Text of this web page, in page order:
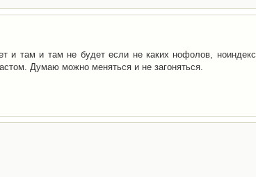
и там и там не будет если не каких нофолов, ноиндекс,
Думаю можно меняться и не загоняться.